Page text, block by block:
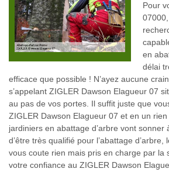
Pour
en
délai
efficace que possible ! N’ayez aucune
s’appelant ZIGLER Dawson Elagueur 07
au pas de vos portes. Il suffit juste que
ZIGLER Dawson Elagueur 07 et en un
jardiniers en abattage d’arbre vont sonner
d’être très qualifié pour l’abattage d’arbre,
vous coute rien mais pris en charge par la
votre confiance au ZIGLER Dawson